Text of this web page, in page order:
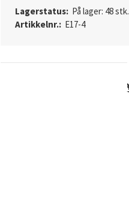
Lagerstatus: På lager: 48 stk.
Artikkelnr.: E17-4